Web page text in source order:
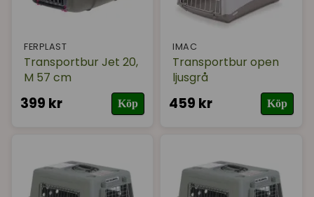
FERPLAST
Transportbur Jet 20,
M 57 cm
399 kr Köp
IMAC
Transportbur open
ljusgrå
459 kr Köp